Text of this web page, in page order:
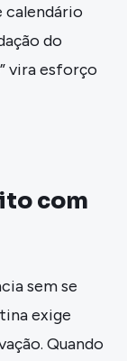
calendário
do
vira esforço
com
sem se
exige
Quando